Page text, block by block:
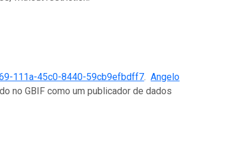
111a-45c0-8440-59cb9efbdff7.Angelo
no GBIF como um publicador de dados